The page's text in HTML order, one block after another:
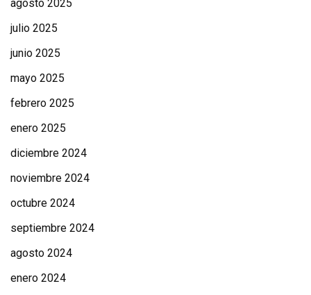
agosto 2025
julio 2025
junio 2025
mayo 2025
febrero 2025
enero 2025
diciembre 2024
noviembre 2024
octubre 2024
septiembre 2024
agosto 2024
enero 2024